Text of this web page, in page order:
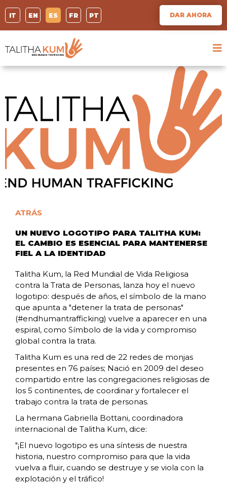
IT EN ES FR PT DAR AHORA
ATRÁS
UN NUEVO LOGOTIPO PARA TALITHA KUM:
EL CAMBIO ES ESENCIAL PARA MANTENERSE
FIEL A LA IDENTIDAD
Talitha Kum, la Red Mundial de Vida Religiosa
contra la Trata de Personas, lanza hoy el nuevo
logotipo: después de años, el símbolo de la mano
que apunta a "detener la trata de personas"
(#endhumantrafficking) vuelve a aparecer en una
espiral, como Símbolo de la vida y compromiso
global contra la trata.
Talitha Kum es una red de 22 redes de monjas
presentes en 76 países; Nació en 2009 del deseo
compartido entre las congregaciones religiosas de
los 5 continentes, de coordinar y fortalecer el
trabajo contra la trata de personas.
La hermana Gabriella Bottani, coordinadora
internacional de Talitha Kum, dice:
"¡El nuevo logotipo es una síntesis de nuestra
historia, nuestro compromiso para que la vida
vuelva a fluir, cuando se destruye y se viola con la
explotación y el tráfico!